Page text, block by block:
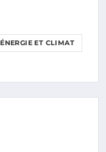
ÉNERGIE ET CLIMAT